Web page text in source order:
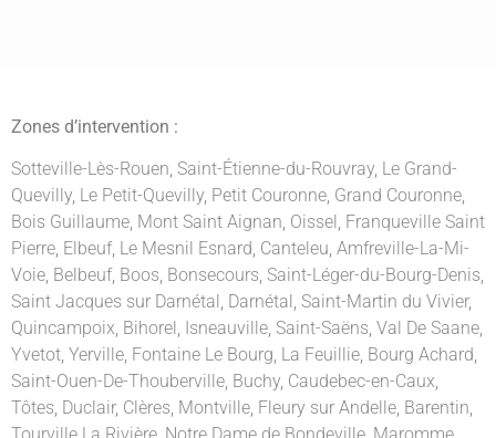
Zones d’intervention :
Sotteville-Lès-Rouen, Saint-Étienne-du-Rouvray, Le Grand-
Quevilly, Le Petit-Quevilly, Petit Couronne, Grand Couronne,
Bois Guillaume, Mont Saint Aignan, Oissel, Franqueville Saint
Pierre, Elbeuf, Le Mesnil Esnard, Canteleu, Amfreville-La-Mi-
Voie, Belbeuf, Boos, Bonsecours, Saint-Léger-du-Bourg-Denis,
Saint Jacques sur Darnétal, Darnétal, Saint-Martin du Vivier,
Quincampoix, Bihorel, Isneauville, Saint-Saëns, Val De Saane,
Yvetot, Yerville, Fontaine Le Bourg, La Feuillie, Bourg Achard,
Saint-Ouen-De-Thouberville, Buchy, Caudebec-en-Caux,
Tôtes, Duclair, Clères, Montville, Fleury sur Andelle, Barentin,